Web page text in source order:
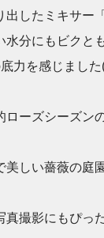
出したミキサー
分にもビクと
力を感じました
ローズシーズン
美しい薔薇の庭
真撮影にもぴっ